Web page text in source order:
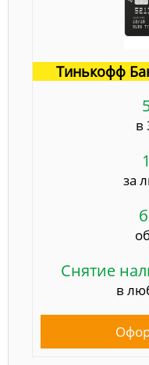
Тинькофф
в
за
Снятие
в